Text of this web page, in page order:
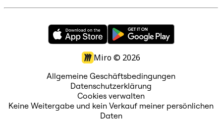
Miro © 2026
Allgemeine Geschäftsbedingungen
Datenschutzerklärung
Cookies verwalten
Keine Weitergabe und kein Verkauf meiner persönlichen
Daten